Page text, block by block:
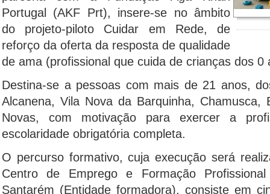
Portugal (AKF Prt), insere-se no âmbito
do projeto-piloto Cuidar em Rede, de
reforço da oferta da resposta de qualidade
de ama (profissional que cuida de crianças dos 0
Destina-se a pessoas com mais de 21 anos,
Alcanena, Vila Nova da Barquinha, Chamusca,
Novas, com motivação para exercer a
escolaridade obrigatória completa.
O percurso formativo, cuja execução será
Centro de Emprego e Formação
Santarém (Entidade formadora), consiste em